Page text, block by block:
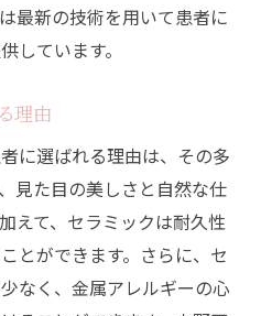
最新の技術を用いて患者に
しています。
理由
に選ばれる理由は、その多
見た目の美しさと自然な仕
えて、セラミックは耐久性
とができます。さらに、セ
なく、金属アレルギーの心